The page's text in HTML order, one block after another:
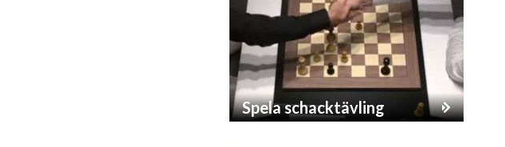
Spela schacktävling